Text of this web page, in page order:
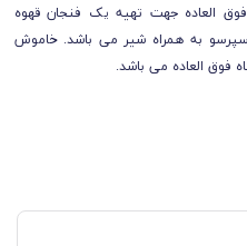
العاده جهت تهیه یک فنجان قهوه
به همراه شیر می باشد. خاموش
فوق العاده می باشد.